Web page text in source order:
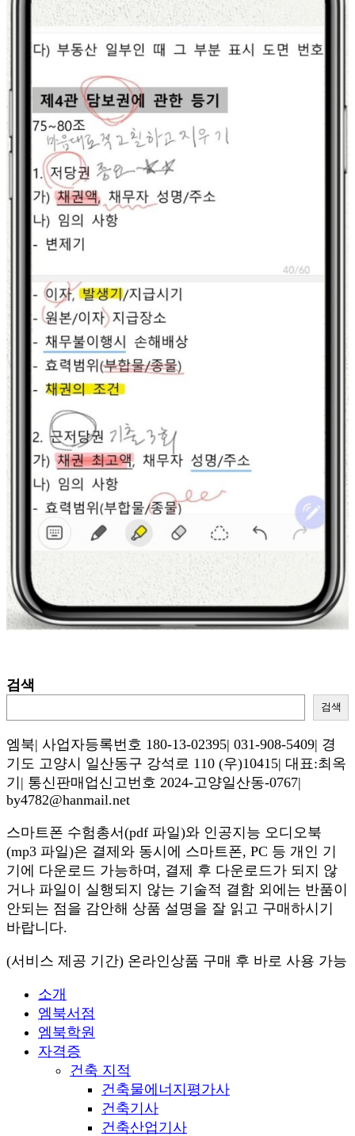
검색
검색
엠북| 사업자등록번호 180-13-02395| 031-908-5409| 경
기도 고양시 일산동구 강석로 110 (우)10415| 대표:최옥
기| 통신판매업신고번호 2024-고양일산동-0767|
by4782@hanmail.net
스마트폰 수험총서(pdf 파일)와 인공지능 오디오북
(mp3 파일)은 결제와 동시에 스마트폰, PC 등 개인 기
기에 다운로드 가능하며, 결제 후 다운로드가 되지 않
거나 파일이 실행되지 않는 기술적 결함 외에는 반품이
안되는 점을 감안해 상품 설명을 잘 읽고 구매하시기
바랍니다.
(서비스 제공 기간) 온라인상품 구매 후 바로 사용 가능
소개
엠북서점
엠북학원
자격증
건축 지적
건축물에너지평가사
건축기사
건축산업기사